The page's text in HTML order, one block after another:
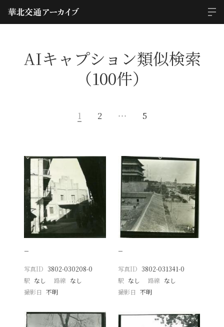
AIキャプション類似検索
（100件）
1 2 … 5
−
写真ID 3802-030208-0
駅 なし 路線 なし
撮影日
不明
−
写真ID 3802-031341-0
駅 なし 路線 なし
撮影日 不明